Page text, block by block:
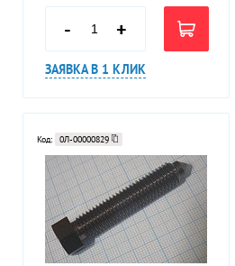
- +
ЗАЯВКА В 1 КЛИК
Код: 0Л-00000829